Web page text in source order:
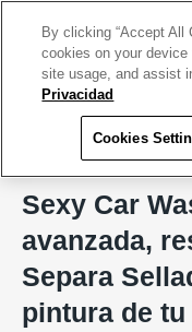
Sexy Car Wash, San
Sexy Car
avanzada,
Separa
pintura de tu
By clicking “Accept All
cookies on your
site usage, and assist
Privacidad
Cookies